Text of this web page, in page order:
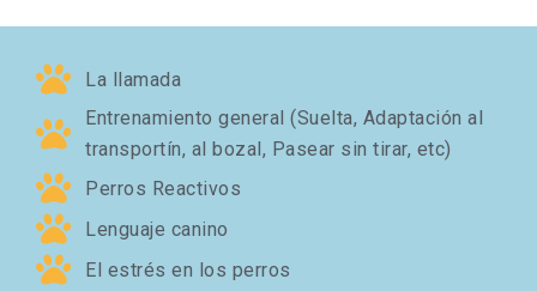
La llamada
Entrenamiento general (Suelta, Adaptación al
transportín, al bozal, Pasear sin tirar, etc)
Perros Reactivos
Lenguaje canino
El estrés en los perros